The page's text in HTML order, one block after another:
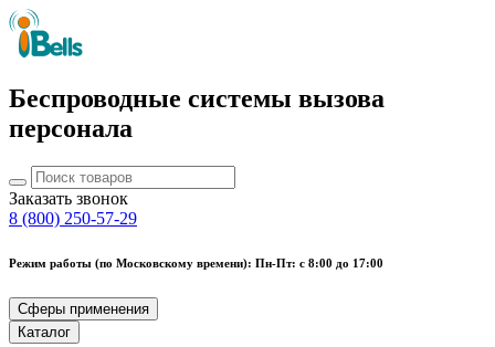
Беспроводные системы вызова
персонала
Заказать звонок
8 (800) 250-57-29
Режим работы (по Московскому времени): Пн-Пт: с 8:00 до 17:00
Сферы применения
Каталог